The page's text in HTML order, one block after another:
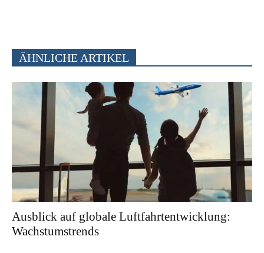
ÄHNLICHE ARTIKEL
Ausblick auf globale Luftfahrtentwicklung:
Wachstumstrends